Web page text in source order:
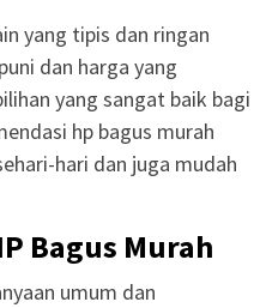
yang tipis dan ringan
dan harga yang
yang sangat baik bagi
hp bagus murah
hari dan juga mudah
Bagus Murah
umum dan